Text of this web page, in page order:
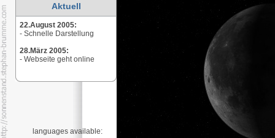
Aktuell
22.August 2005:
- Schnelle Darstellung
28.März 2005:
- Webseite geht online
languages available: